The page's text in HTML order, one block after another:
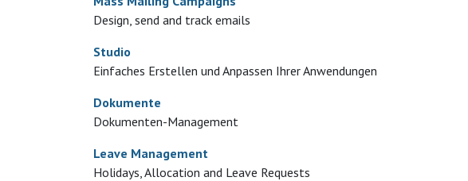
Design, send and track emails
Studio
Einfaches Erstellen und Anpassen Ihrer Anwendungen
Dokumente
Dokumenten-Management
Leave Management
Holidays, Allocation and Leave Requests